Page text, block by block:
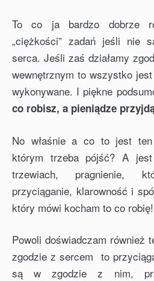
To co ja bardzo dobrze
„ciężkości” zadań jeśli nie
serca. Jeśli zaś działamy
wewnętrznym to wszystko
wykonywane. I piękne
co robisz, a pieniądze
No właśnie a co to jest ten
którym trzeba pójść? A
trzewiach, pragnienie,
przyciąganie, klarowność i
który mówi kocham to co robię!
Powoli doświadczam również
zgodzie z sercem to
są w zgodzie z nim,